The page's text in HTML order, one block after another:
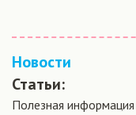
Новости
Статьи:
Полезная